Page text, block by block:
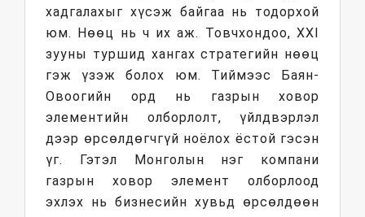
хадгалахыг хүсэж байгаа нь тодорхой
юм. Нөөц нь ч их аж. Товчхондоо, XXI
зууны туршид хангах стратегийн нөөц
гэж үзэж болох юм. Тиймээс Баян-
Овоогийн орд нь газрын ховор
элементийн олборлолт, үйлдвэрлэл
дээр өрсөлдөгчгүй ноёлох ёстой гэсэн
үг. Гэтэл Монголын нэг компани
газрын ховор элемент олборлоод
эхлэх нь бизнесийн хувьд өрсөлдөөн